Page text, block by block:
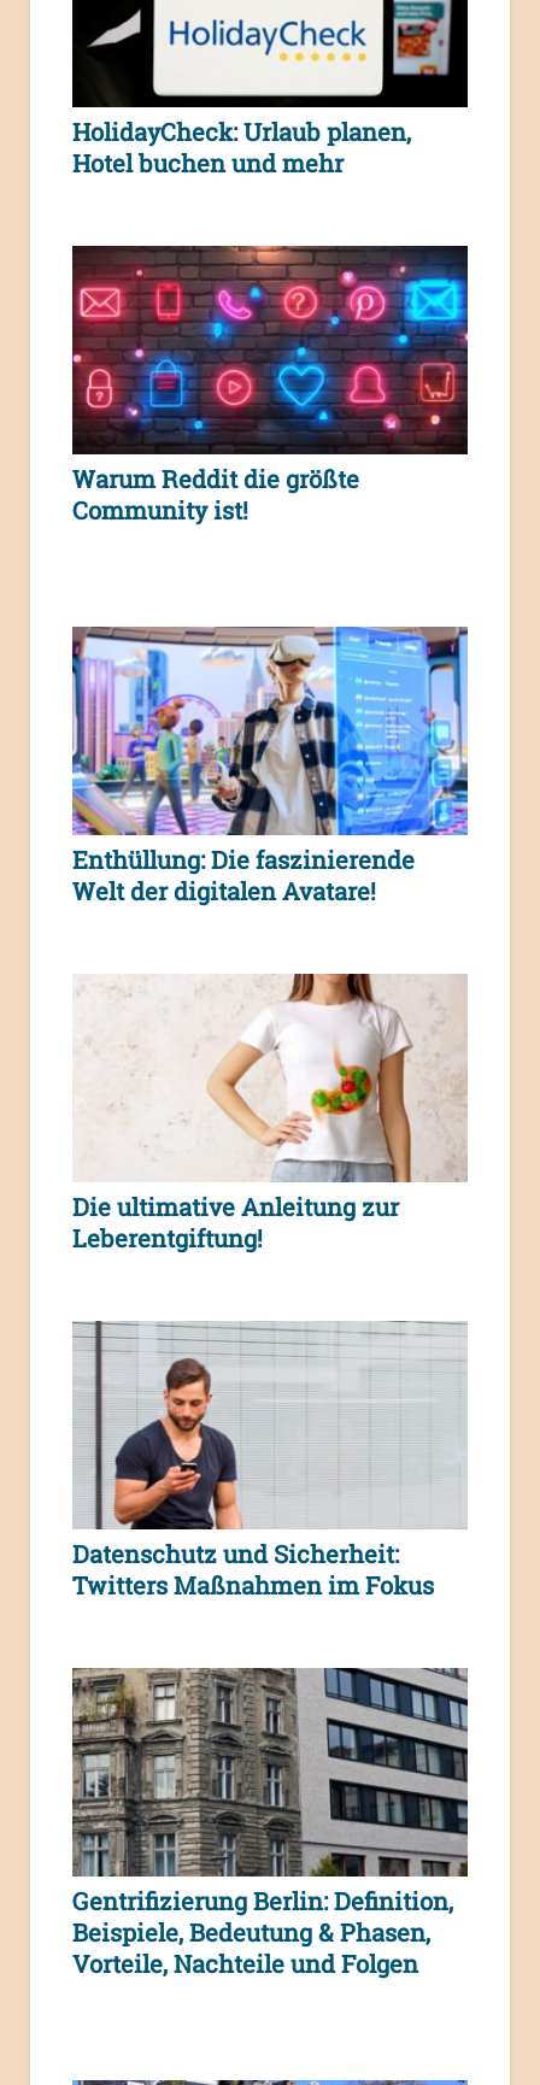
HolidayCheck: Urlaub planen,
Hotel buchen und mehr
Warum Reddit die größte
Community ist!
Enthüllung: Die faszinierende
Welt der digitalen Avatare!
Die ultimative Anleitung zur
Leberentgiftung!
Datenschutz und Sicherheit:
Twitters Maßnahmen im Fokus
Gentrifizierung Berlin: Definition,
Beispiele, Bedeutung & Phasen,
Vorteile, Nachteile und Folgen